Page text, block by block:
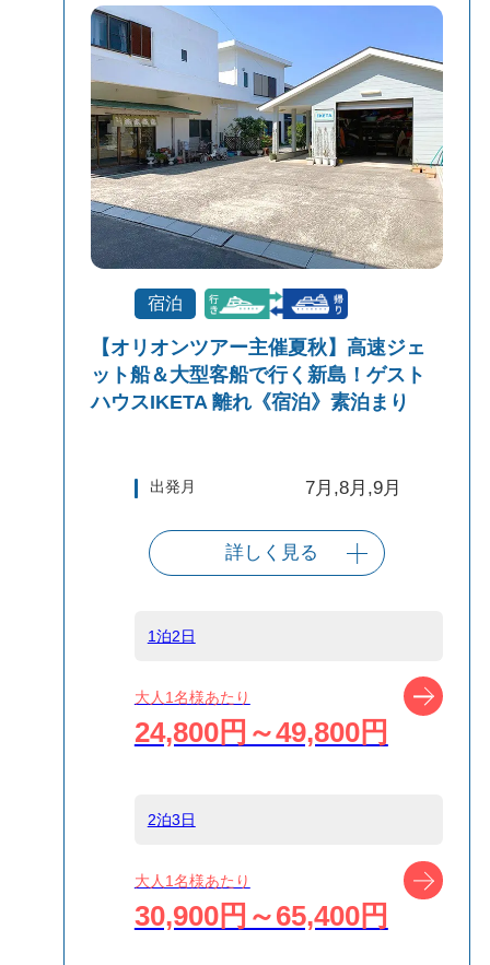
宿泊
【オリオンツアー主催夏秋】高速ジェ
ット船＆大型客船で行く新島！ゲスト
ハウスIKETA 離れ《宿泊》素泊まり
出発月 7月,8月,9月
出発港
東京（竹芝客船
往路高速ジェッ
ト船/復路大型客
船
島
宿泊名
ゲストハウス
IKETA
詳しく見る
1泊2日
大人1名様あたり
24,800円～49,800円
2泊3日
大人1名様あたり
30,900円～65,400円